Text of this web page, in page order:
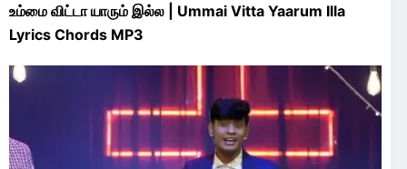
உம்மை விட்டா யாரும் இல்ல | Ummai Vitta Yaarum Illa
Lyrics Chords MP3